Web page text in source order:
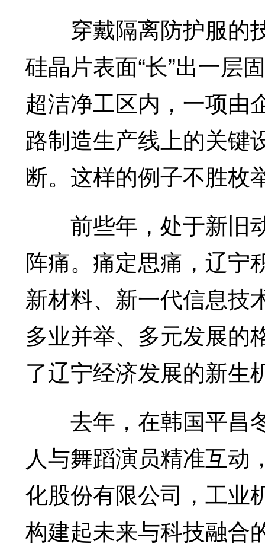
穿戴隔离防护服的
硅晶片表面“长”出一层
超洁净工区内，一项由
路制造生产线上的关键
断。这样的例子不胜枚
前些年，处于新旧动
阵痛。痛定思痛，辽宁
新材料、新一代信息技
多业并举、多元发展的
了辽宁经济发展的新生
去年，在韩国平昌
人与舞蹈演员精准互动
化股份有限公司，工业
构建起未来与科技融合